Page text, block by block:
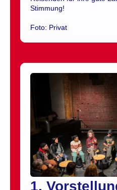
Stimmung!
Foto: Privat
1.